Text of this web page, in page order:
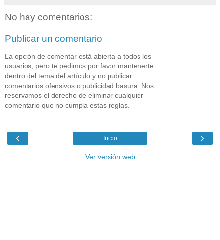
No hay comentarios:
Publicar un comentario
La opción de comentar está abierta a todos los
usuarios, pero te pedimos por favor mantenerte
dentro del tema del artículo y no publicar
comentarios ofensivos o publicidad basura. Nos
reservamos el derecho de eliminar cualquier
comentario que no cumpla estas reglas.
‹ ›
Inicio
Ver versión web